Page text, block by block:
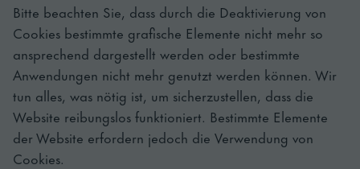
Bitte beachten Sie, dass durch die Deaktivierung von
Cookies bestimmte grafische Elemente nicht mehr so
ansprechend dargestellt werden oder bestimmte
Anwendungen nicht mehr genutzt werden können. Wir
tun alles, was nötig ist, um sicherzustellen, dass die
Website reibungslos funktioniert. Bestimmte Elemente
der Website erfordern jedoch die Verwendung von
Cookies.